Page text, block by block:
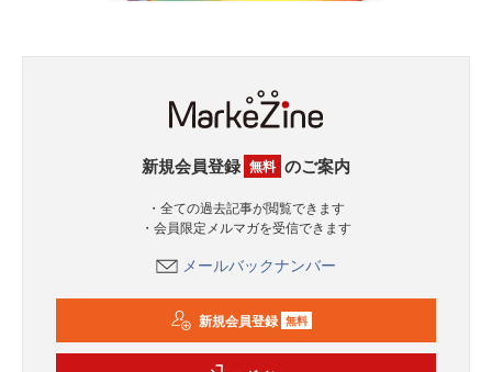
新規会員登録 無料 のご案内
・全ての過去記事が閲覧できます
・会員限定メルマガを受信できます
メールバックナンバー
新規会員登録 無料